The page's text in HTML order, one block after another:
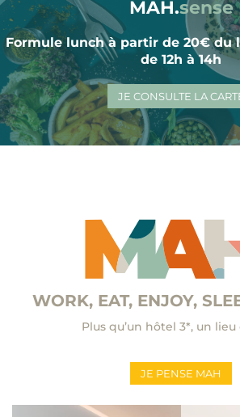
MAH.sense
Formule lunch à partir de 20€ du
de 12h à 14h
JE CONSULTE LA
WORK, EAT, ENJOY,
Plus qu’un hôtel 3*, un lieu
JE PENSE MAH